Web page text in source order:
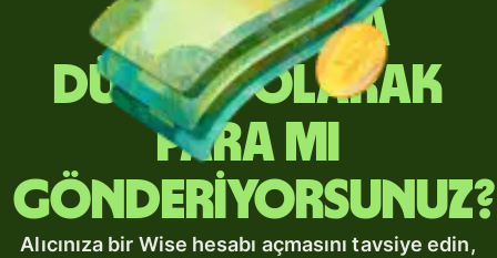
Yurt dışına
düzenli olarak
para mı
gönderiyorsunuz?
Alıcınıza bir Wise hesabı açmasını tavsiye edin,